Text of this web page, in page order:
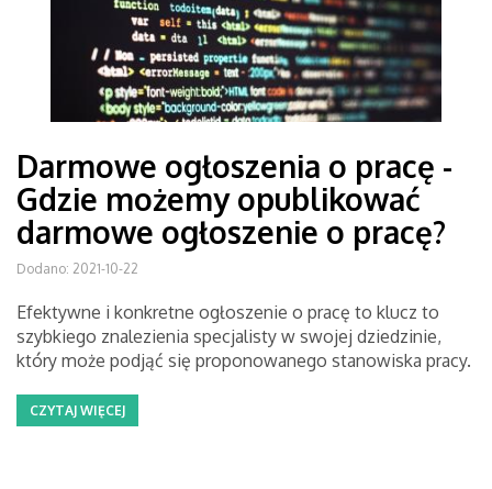
Darmowe ogłoszenia o pracę -
Gdzie możemy opublikować
darmowe ogłoszenie o pracę?
Dodano: 2021-10-22
Efektywne i konkretne ogłoszenie o pracę to klucz to
szybkiego znalezienia specjalisty w swojej dziedzinie,
który może podjąć się proponowanego stanowiska pracy.
CZYTAJ WIĘCEJ